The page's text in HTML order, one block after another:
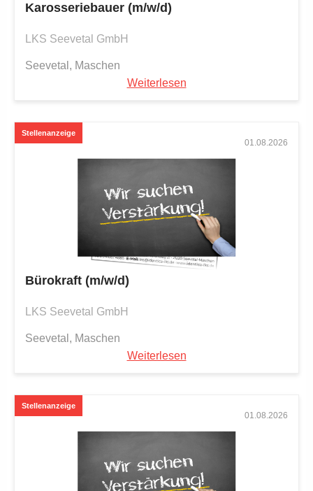
Karosseriebauer (m/w/d)
LKS Seevetal GmbH
Seevetal, Maschen
Weiterlesen
01.08.2026
Bürokraft (m/w/d)
LKS Seevetal GmbH
Seevetal, Maschen
Weiterlesen
01.08.2026